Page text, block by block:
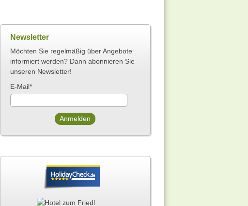
Newsletter
Möchten Sie regelmäßig über Angebote
informiert werden? Dann abonnieren Sie
unseren Newsletter!
E-Mail*
Anmelden